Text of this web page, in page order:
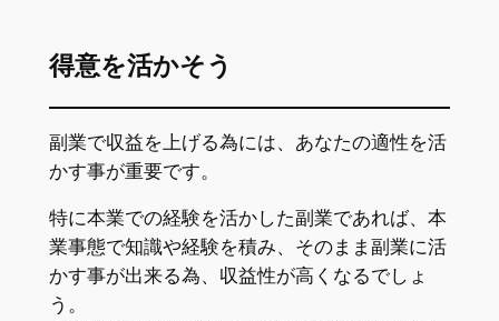
得意を活かそう
副業で収益を上げる為には、あなたの適性を活
かす事が重要です。
特に本業での経験を活かした副業であれば、本
業事態で知識や経験を積み、そのまま副業に活
かす事が出来る為、収益性が高くなるでしょ
う。